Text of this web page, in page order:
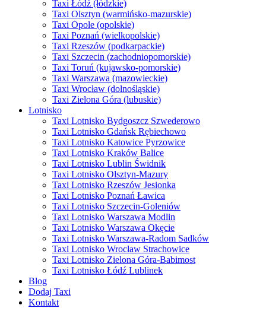
Taxi Łódź (łódzkie)
Taxi Olsztyn (warmińsko-mazurskie)
Taxi Opole (opolskie)
Taxi Poznań (wielkopolskie)
Taxi Rzeszów (podkarpackie)
Taxi Szczecin (zachodniopomorskie)
Taxi Toruń (kujawsko-pomorskie)
Taxi Warszawa (mazowieckie)
Taxi Wrocław (dolnośląskie)
Taxi Zielona Góra (lubuskie)
Lotnisko
Taxi Lotnisko Bydgoszcz Szwederowo
Taxi Lotnisko Gdańsk Rębiechowo
Taxi Lotnisko Katowice Pyrzowice
Taxi Lotnisko Kraków Balice
Taxi Lotnisko Lublin Świdnik
Taxi Lotnisko Olsztyn-Mazury
Taxi Lotnisko Rzeszów Jesionka
Taxi Lotnisko Poznań Ławica
Taxi Lotnisko Szczecin-Goleniów
Taxi Lotnisko Warszawa Modlin
Taxi Lotnisko Warszawa Okęcie
Taxi Lotnisko Warszawa-Radom Sadków
Taxi Lotnisko Wrocław Strachowice
Taxi Lotnisko Zielona Góra-Babimost
Taxi Lotnisko Łódź Lublinek
Blog
Dodaj Taxi
Kontakt